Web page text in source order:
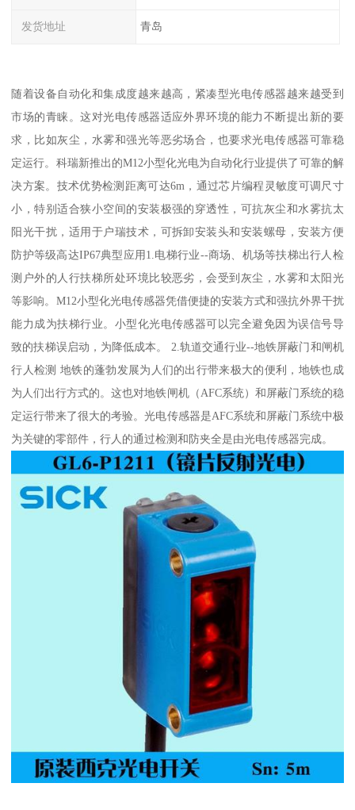
发货地址 青岛
随着设备自动化和集成度越来越高，紧凑型光电传感器越来越受到
市场的青睐。这对光电传感器适应外界环境的能力不断提出新的要
求，比如灰尘，水雾和强光等恶劣场合，也要求光电传感器可靠稳
定运行。科瑞新推出的M12小型化光电为自动化行业提供了可靠的解
决方案。技术优势检测距离可达6m，通过芯片编程灵敏度可调尺寸
小，特别适合狭小空间的安装极强的穿透性，可抗灰尘和水雾抗太
阳光干扰，适用于户瑞技术，可拆卸安装头和安装螺母，安装方便
防护等级高达IP67典型应用1.电梯行业--商场、机场等扶梯出行人检
测户外的人行扶梯所处环境比较恶劣，会受到灰尘，水雾和太阳光
等影响。M12小型化光电传感器凭借便捷的安装方式和强抗外界干扰
能力成为扶梯行业。小型化光电传感器可以完全避免因为误信号导
致的扶梯误启动，为降低成本。 2.轨道交通行业--地铁屏蔽门和闸机
行人检测 地铁的蓬勃发展为人们的出行带来极大的便利，地铁也成
为人们出行方式的。这也对地铁闸机（AFC系统）和屏蔽门系统的稳
定运行带来了很大的考验。光电传感器是AFC系统和屏蔽门系统中极
为关键的零部件，行人的通过检测和防夹全是由光电传感器完成。